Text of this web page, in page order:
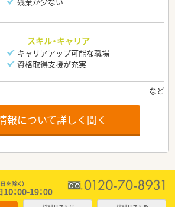
スキル・キャリア
キャリアアップ可能な職場
資格取得支援が充実
報について詳しく聞く